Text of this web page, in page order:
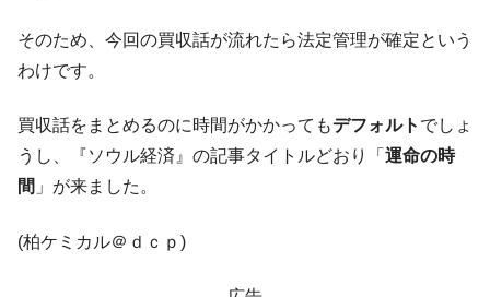
借入金が約8兆。信用格付け「ネガティブ」にダウン
Fact1
日本の誇る海洋資源調査船『白嶺』は先進技術の
塊！
府県とは？
そのため、今回の買収話が流れたら法定管理が確定という
わけです。
買収話をまとめるのに時間がかかってもデフォルト でしょ
うし、『ソウル経済』の記事タイトルどおり「 運命の時
間 」が来ました。
(柏ケミカル＠ｄｃｐ)